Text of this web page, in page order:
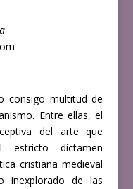
consigo multitud de
Entre ellas, el
del arte que
estricto dictamen
cristiana medieval
inexplorado de las